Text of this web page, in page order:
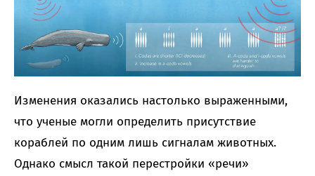
Изменения оказались настолько выраженными,
что ученые могли определить присутствие
кораблей по одним лишь сигналам животных.
Однако смысл такой перестройки «речи»